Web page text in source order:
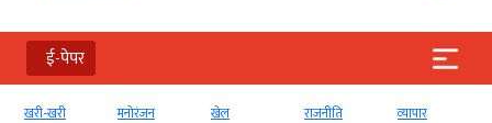
ई-पेपर
खरी-खरी मनोरंजन खेल राजनीति व्‍यापार